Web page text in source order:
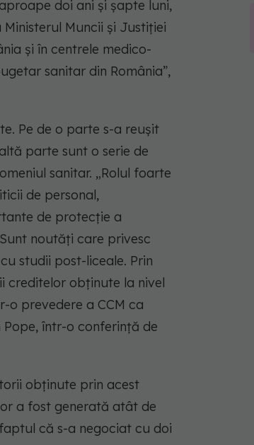
doi ani şi şapte luni,
Muncii şi Justiţiei
şi în centrele medico-
sanitar din România”,
Pe de o parte s-a reușit
parte sunt o serie de
sanitar. „Rolul foarte
de personal,
de protecţie a
noutăţi care privesc
studii post-liceale. Prin
creditelor obţinute la nivel
o prevedere a CCM ca
într-o conferinţă de
obţinute prin acest
a fost generată atât de
că s-a negociat cu doi